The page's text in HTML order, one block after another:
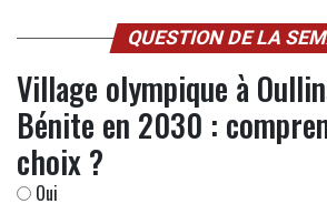
QUESTION DE LA
Village olympique à
Bénite en 2030 :
choix ?
Oui